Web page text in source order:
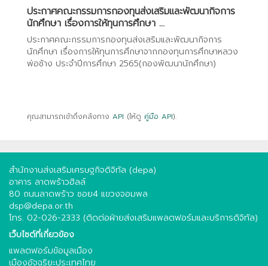
ประกาศคณะกรรมการกองทุนส่งเสริมและพัฒนากิจการ
นักศึกษา เรื่องการให้ทุนการศึกษา ...
ประกาศคณะกรรมการกองทุนส่งเสริมและพัฒนากิจการ
นักศึกษา เรื่องการให้ทุนการศึกษาจากกองทุนการศึกษาหลวง
พ่อช้าง ประจำปีการศึกษา 2565(กองพัฒนานักศึกษา)
คุณสามารถเข้าถึงคลังทาง API (ให้ดู คู่มือ API).
สำนักงานส่งเสริมเศรษฐกิจดิจิทัล (depa)
อาคาร ลาดพร้าวฮิลล์
80 ถนนลาดพร้าว ซอย4 แขวงจอมพล
dsp@depa.or.th
โทร. 02-026-2333 (ติดต่อฝ่ายส่งเสริมแพลตฟอร์มและบริการดิจิทัล)
เว็บไซต์ที่เกี่ยวข้อง
แพลตฟอร์มข้อมูลเมือง
เมืองอัจฉริยะประเทศไทย